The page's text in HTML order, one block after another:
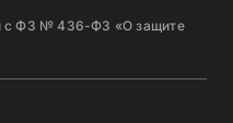
с ФЗ № 436-ФЗ «О защите